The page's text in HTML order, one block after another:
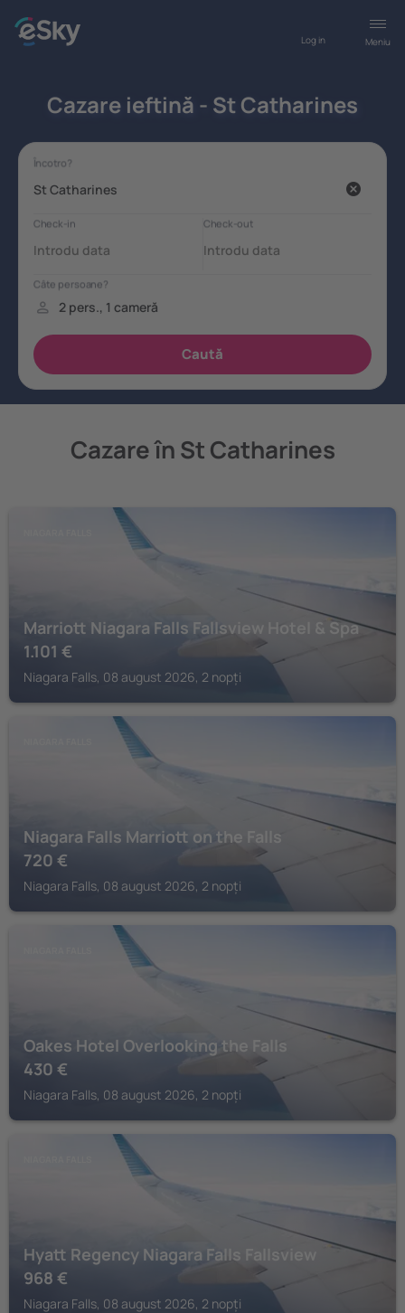
Meniu
Log in
Cazare ieftină - St Catharines
Cazare în St Catharines
Marriott Niagara Falls Fallsview Hotel & Spa
1.101 €
Niagara Falls, 08 august 2026, 2 nopți
Niagara Falls Marriott on the Falls
720 €
Niagara Falls, 08 august 2026, 2 nopți
Oakes Hotel Overlooking the Falls
430 €
Niagara Falls, 08 august 2026, 2 nopți
Hyatt Regency Niagara Falls Fallsview
968 €
Niagara Falls, 08 august 2026, 2 nopți